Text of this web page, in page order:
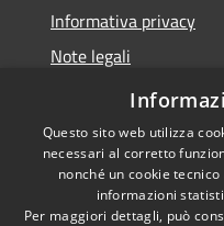
Informativa privacy
Note legali
Dichiarazione di
Questo sito web utilizza
necessari al corretto
nonché un cookie
informazioni
Per maggiori dettagli, può